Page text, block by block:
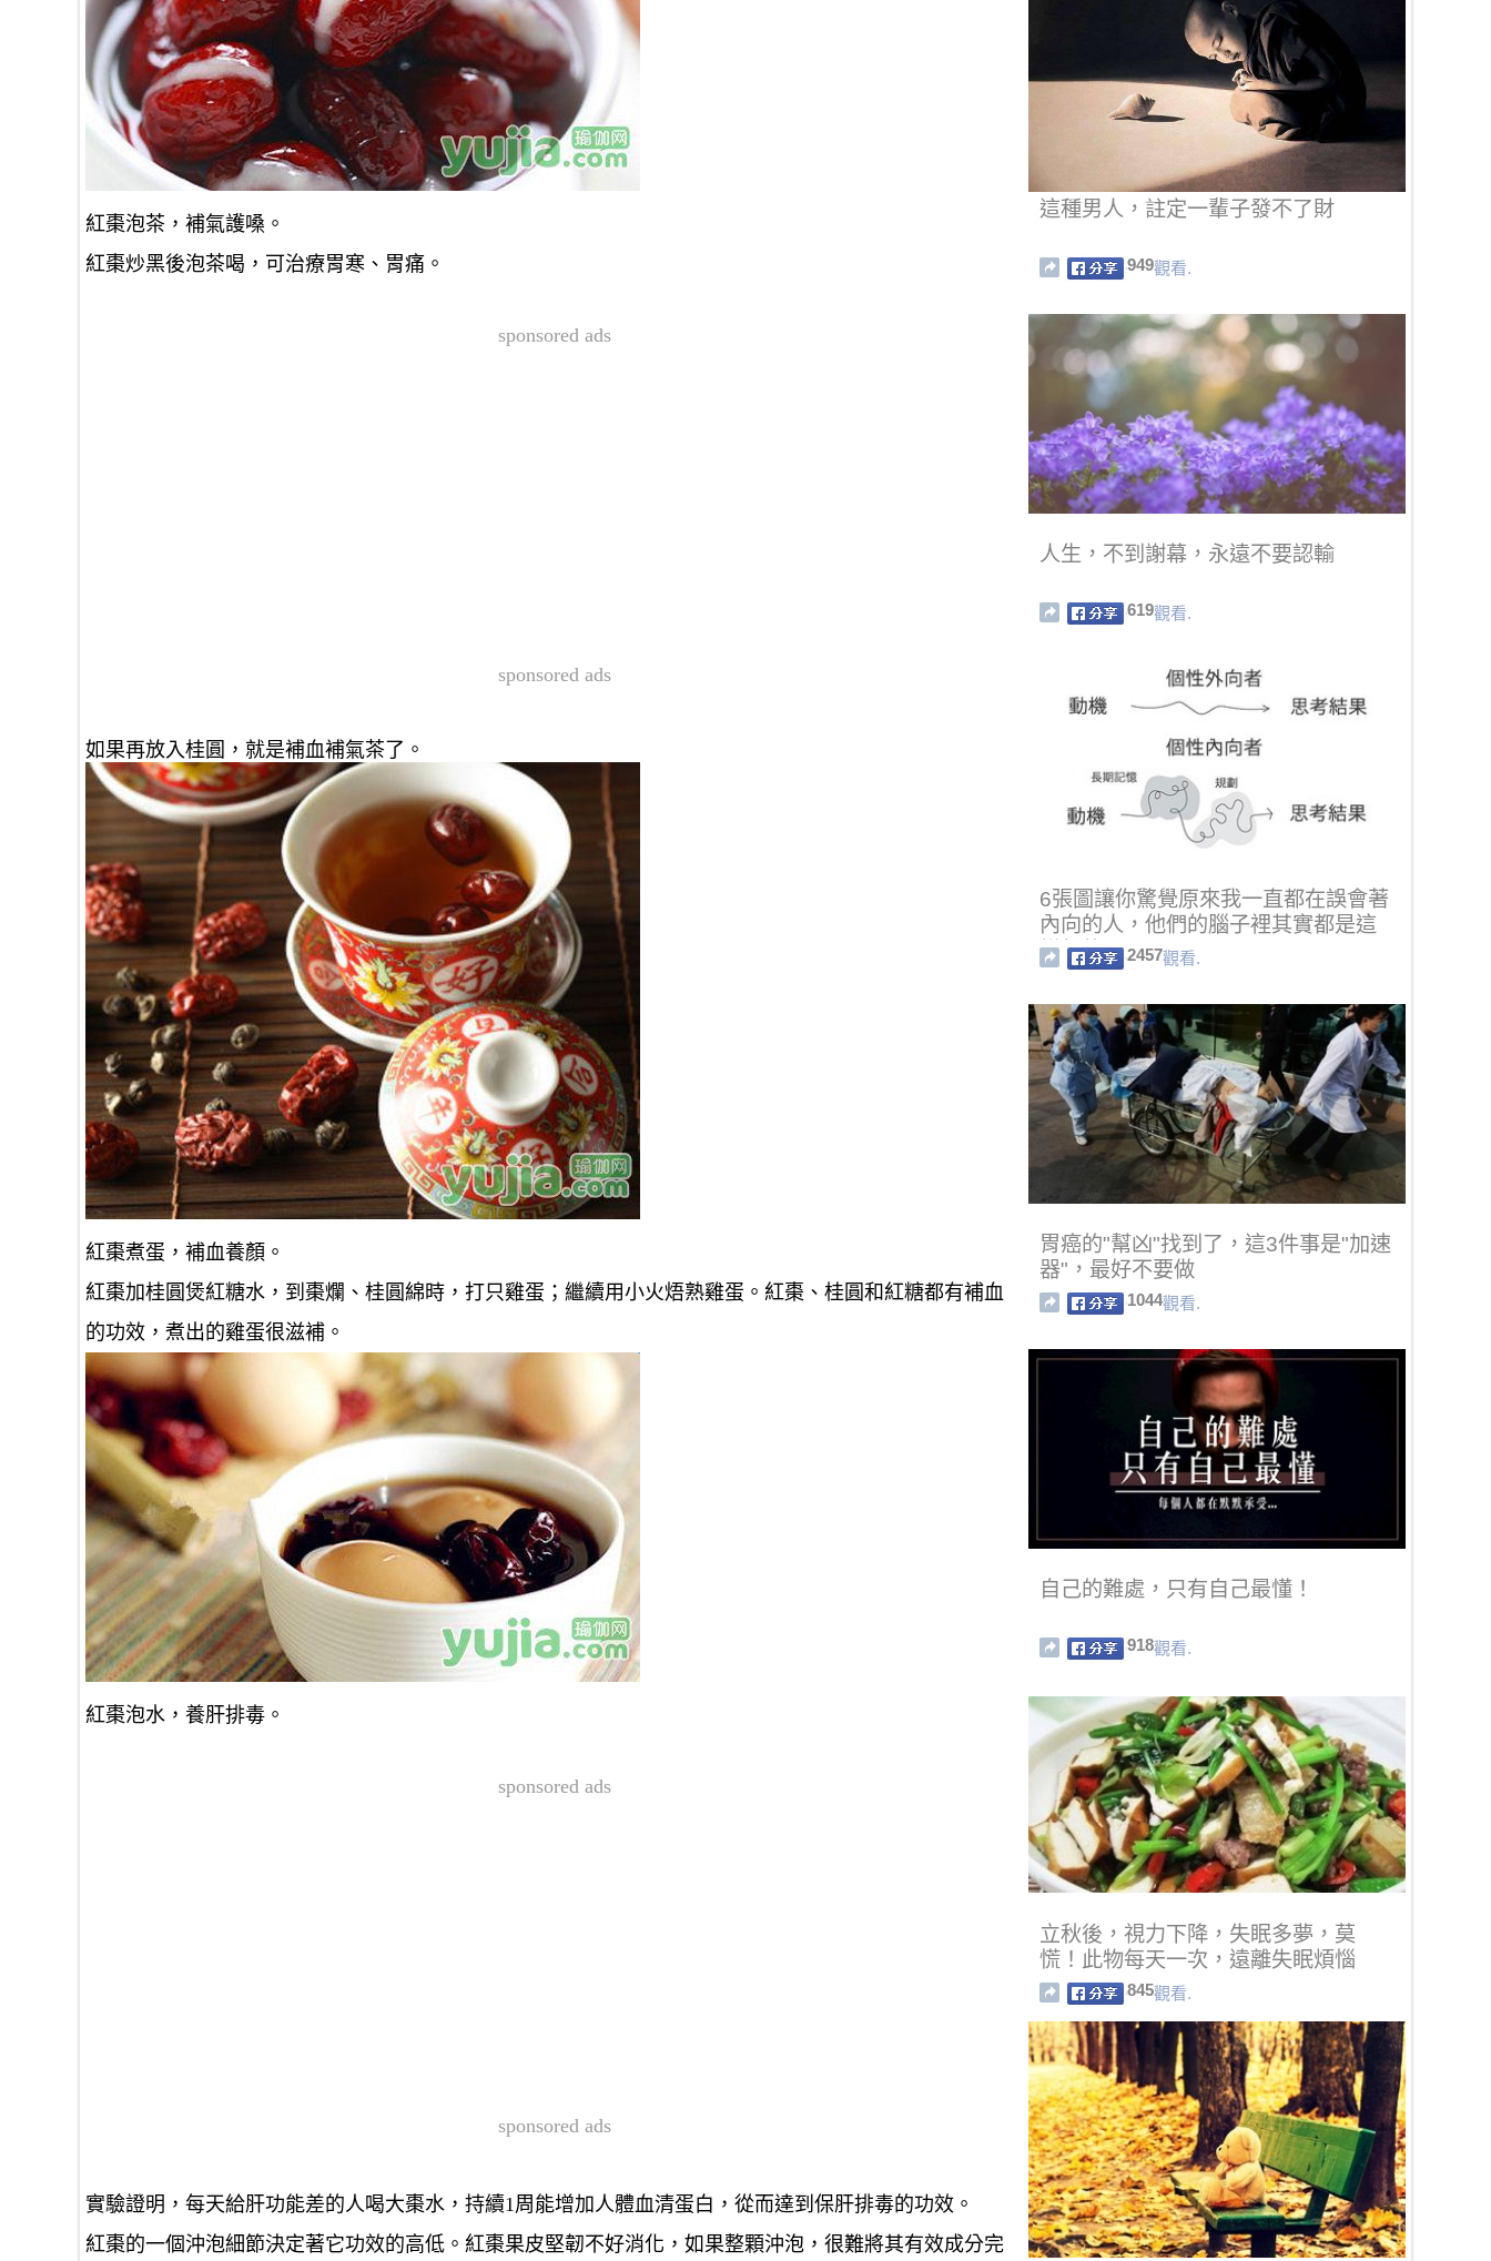
紅棗泡茶，補氣護嗓。
紅棗炒黑後泡茶喝，可治療胃寒、胃痛。
sponsored ads
sponsored ads
如果再放入桂圓，就是補血補氣茶了。
紅棗煮蛋，補血養顏。
紅棗加桂圓煲紅糖水，到棗爛、桂圓綿時，打只雞蛋；繼續用小火焐熟雞蛋。紅棗、桂圓和紅糖都有補血
的功效，煮出的雞蛋很滋補。
紅棗泡水，養肝排毒。
sponsored ads
sponsored ads
實驗證明，每天給肝功能差的人喝大棗水，持續1周能增加人體血清蛋白，從而達到保肝排毒的功效。
紅棗的一個沖泡細節決定著它功效的高低。紅棗果皮堅韌不好消化，如果整顆沖泡，很難將其有效成分完
這種男人，註定一輩子發不了財
949觀看.
人生，不到謝幕，永遠不要認輸
619觀看.
6張圖讓你驚覺原來我一直都在誤會著
內向的人，他們的腦子裡其實都是這
樣想的！2457觀看.
胃癌的"幫凶"找到了，這3件事是"加速
器"，最好不要做
1044觀看.
自己的難處，只有自己最懂！
918觀看.
立秋後，視力下降，失眠多夢，莫
慌！此物每天一次，遠離失眠煩惱
845觀看.